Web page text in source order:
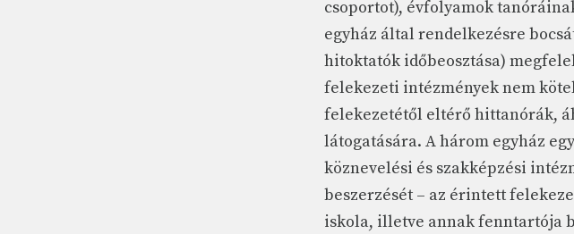
csoportot), évfolyamok
egyház által rendelkezésre
hitoktatók időbeosztása)
felekezeti intézmények nem
felekezetétől eltérő hittanórák,
látogatására. A három egyház
köznevelési és szakképzési
beszerzését – az érintett
iskola, illetve annak fenntartója